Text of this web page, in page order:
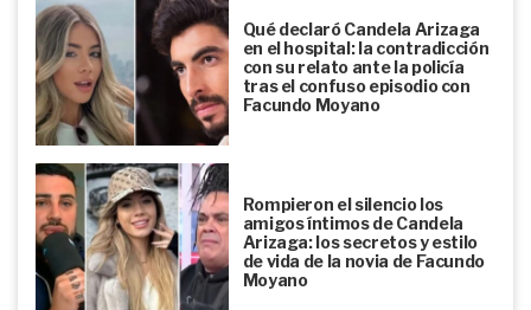
Qué declaró Candela Arizaga
en el hospital: la contradicción
con su relato ante la policía
tras el confuso episodio con
Facundo Moyano
Rompieron el silencio los
amigos íntimos de Candela
Arizaga: los secretos y estilo
de vida de la novia de Facundo
Moyano